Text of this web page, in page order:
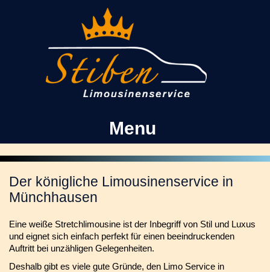
Menu
Der königliche Limousinenservice in
Münchhausen
Eine weiße Stretchlimousine ist der Inbegriff von Stil und Luxus
und eignet sich einfach perfekt für einen beeindruckenden
Auftritt bei unzähligen Gelegenheiten.
Deshalb gibt es viele gute Gründe, den Limo Service in